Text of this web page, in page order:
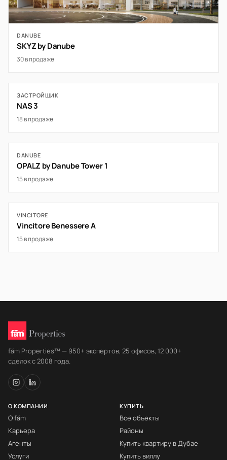
DANUBE
SKYZ by Danube
30 в продаже
ЗАСТРОЙЩИК
NAS 3
18 в продаже
DANUBE
OPALZ by Danube Tower 1
15 в продаже
VINCITORE
Vincitore Benessere A
15 в продаже
fäm Properties™ — 950+ экспертов, 25 офисов, 12 000+
сделок с 2008 года.
О КОМПАНИИ
О fäm
Карьера
Агенты
Услуги
КУПИТЬ
Все объекты
Районы
Купить квартиру в Дубае
Купить виллу